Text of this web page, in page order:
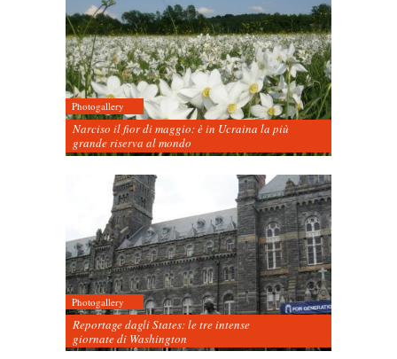
Photogallery
Narciso il fior di maggio: è in Ucraina la più
grande riserva al mondo
Photogallery
Reportage dagli States: le tre intense
giornate di Washington